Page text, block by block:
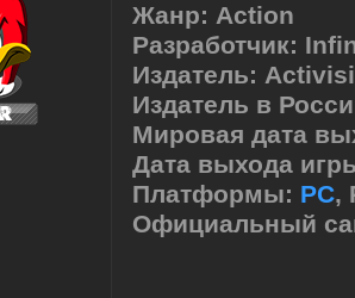
Жанр: Action
Разработчик:
Издатель:
Издатель в
Мировая дата
Дата выхода
Платформы: PC,
Официальный